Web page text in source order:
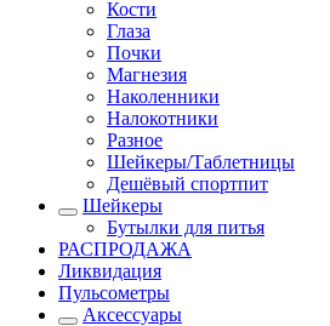
Кости
Глаза
Почки
Магнезия
Наколенники
Налокотники
Разное
Шейкеры/Таблетницы
Дешёвый спортпит
Шейкеры
Бутылки для питья
РАСПРОДАЖА
Ликвидация
Пульсометры
Аксессуары